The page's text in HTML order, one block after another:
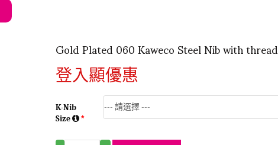
Gold Plated 060 Kaweco Steel Nib with thread
登入顯優惠
K-Nib
Size